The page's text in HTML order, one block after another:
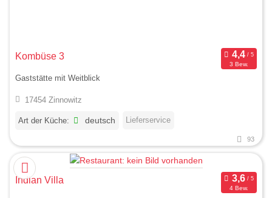
Kombüse 3
3 Bew.
Gaststätte mit Weitblick
17454 Zinnowitz
Art der Küche: deutsch Lieferservice
93
Indian Villa
4 Bew.